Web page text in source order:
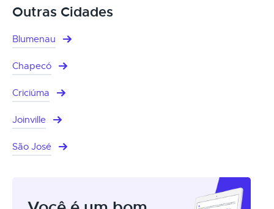
Outras Cidades
Blumenau
Chapecó
Criciúma
Joinville
São José